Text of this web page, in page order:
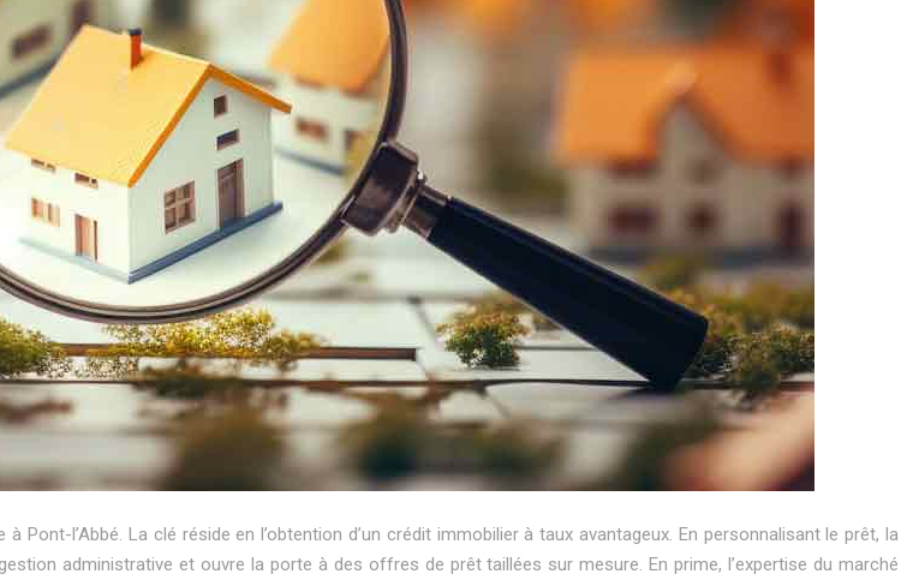
l’Abbé. La clé réside en l’obtention d’un crédit immobilier à taux avantageux. En personnalisant le prêt, la
administrative et ouvre la porte à des offres de prêt taillées sur mesure. En prime, l’expertise du marché